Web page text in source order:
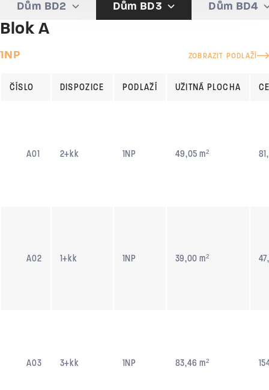
Dům BD2 Dům BD3 Dům BD4
Blok A
1NP ZOBRAZIT PODLAŽÍ
ČÍSLO DISPOZICE PODLAŽÍ UŽITNÁ PLOCHA
A01 2+kk 1NP 49,05 m²
A02 1+kk 1NP 39,00 m²
A03 3+kk 1NP 83,46 m²